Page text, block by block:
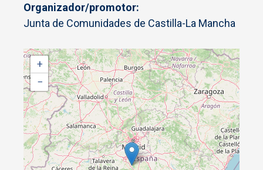
Organizador/promotor
Junta de Comunidades de Castilla-La Mancha
+
−